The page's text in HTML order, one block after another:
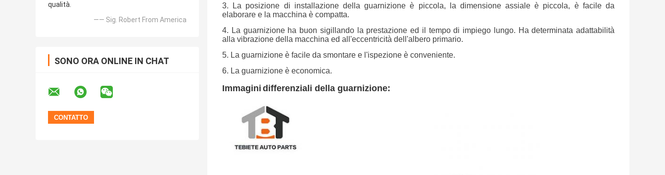
qualità.
—— Sig. Robert From America
SONO ORA ONLINE IN CHAT
3. La posizione di installazione della guarnizione è piccola, la dimensione assiale è piccola, è facile da
elaborare e la macchina è compatta.
4. La guarnizione ha buon sigillando la prestazione ed il tempo di impiego lungo. Ha determinata adattabilità
alla vibrazione della macchina ed all'eccentricità dell'albero primario.
5. La guarnizione è facile da smontare e l'ispezione è conveniente.
6. La guarnizione è economica.
Immagini differenziali della guarnizione: